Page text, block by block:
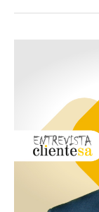
Aposta
localização
escuta
qualitativa